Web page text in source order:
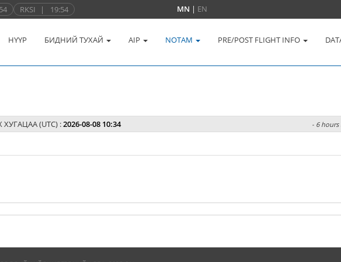
RKSI | 19:54 MN | EN
НҮҮР БИДНИЙ ТУХАЙ AIP NOTAM PRE/POST FLIGHT INFO
ХУГАЦАА (UTC) :2026-08-08 10:34 - 6 hours